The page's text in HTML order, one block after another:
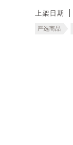
上架日期
严选商品